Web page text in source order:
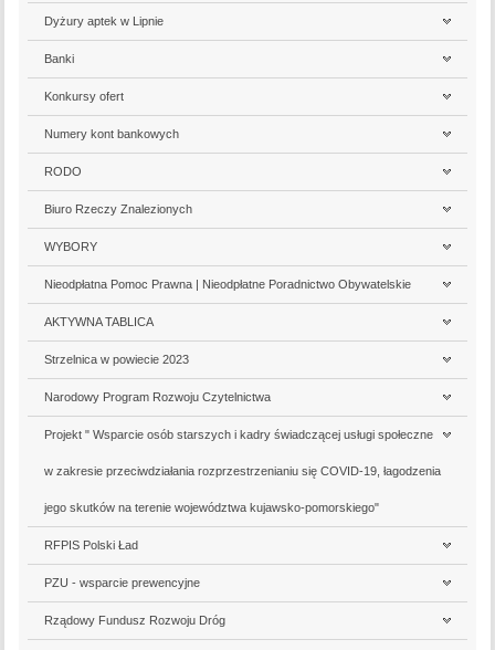
Dyżury aptek w Lipnie
Banki
Konkursy ofert
Numery kont bankowych
RODO
Biuro Rzeczy Znalezionych
WYBORY
Nieodpłatna Pomoc Prawna | Nieodpłatne Poradnictwo Obywatelskie
AKTYWNA TABLICA
Strzelnica w powiecie 2023
Narodowy Program Rozwoju Czytelnictwa
Projekt " Wsparcie osób starszych i kadry świadczącej usługi społeczne
w zakresie przeciwdziałania rozprzestrzenianiu się COVID-19, łagodzenia
jego skutków na terenie województwa kujawsko-pomorskiego"
RFPIS Polski Ład
PZU - wsparcie prewencyjne
Rządowy Fundusz Rozwoju Dróg